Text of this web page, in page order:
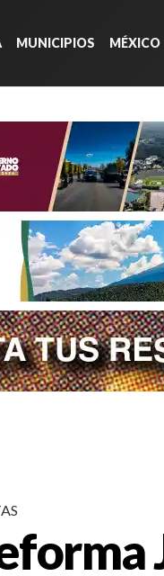
MUNICIPIOS MÉXICO